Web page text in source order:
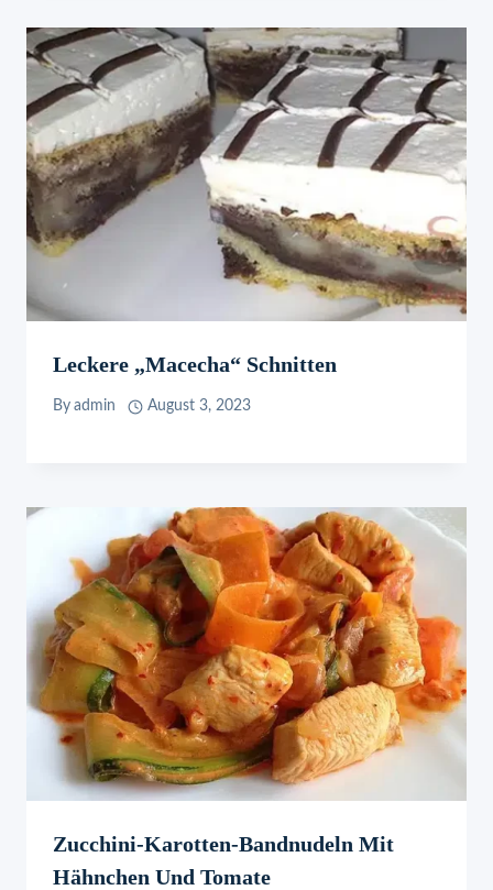
Leckere „Macecha“ Schnitten
By admin August 3, 2023
Zucchini-Karotten-Bandnudeln Mit
Hähnchen Und Tomate